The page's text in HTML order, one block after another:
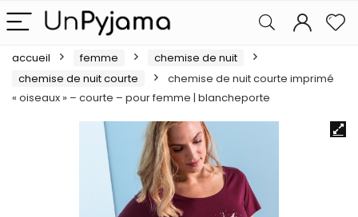
accueil femme
chemise de nuit
chemise de nuit courte
chemise de nuit courte imprimé
« oiseaux » – courte – pour femme | blancheporte